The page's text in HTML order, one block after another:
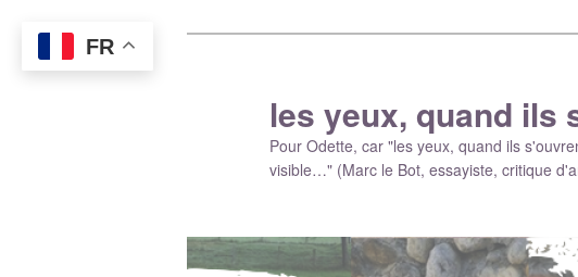
les yeux, quand ils
Pour Odette, car "les yeux, quand ils
visible…" (Marc le Bot, essayiste, critique
FR